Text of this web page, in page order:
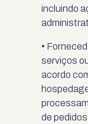
incluindo
•
serviços
acordo
de